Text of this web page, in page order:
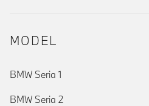
MODEL
BMW Seria 1
BMW Seria 2